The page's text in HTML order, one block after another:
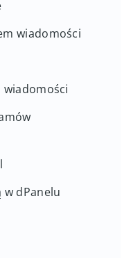
wiadomości
wiadomości
dPanelu